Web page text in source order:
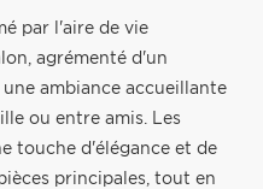
par l'aire de vie
agrémenté d'un
ambiance accueillante
ou entre amis. Les
touche d'élégance et de
principales, tout en